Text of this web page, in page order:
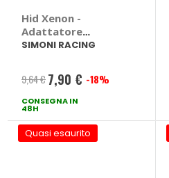
Hid Xenon -
Adattatore
portalampada Bmw
RACING Bmw Serie 3
E46
SIMONI RACING
9,64 € Prezzo
speciale
7,90 € -18%
CONSEGNA IN
48H
Quasi esaurito